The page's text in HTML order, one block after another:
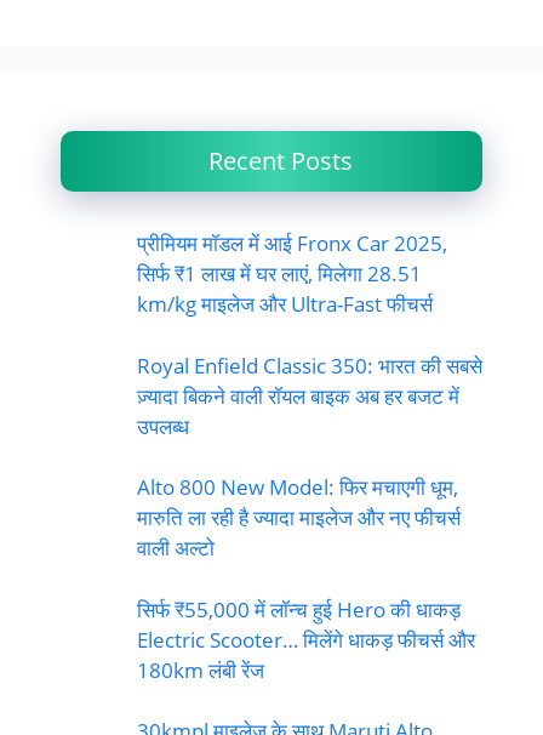
Recent Posts
प्रीमियम मॉडल में आई Fronx Car 2025,
सिर्फ ₹1 लाख में घर लाएं, मिलेगा 28.51
km/kg माइलेज और Ultra-Fast फीचर्स
Royal Enfield Classic 350: भारत की सबसे
ज़्यादा बिकने वाली रॉयल बाइक अब हर बजट में
उपलब्ध
Alto 800 New Model: फिर मचाएगी धूम,
मारुति ला रही है ज्यादा माइलेज और नए फीचर्स
वाली अल्टो
सिर्फ ₹55,000 में लॉन्च हुई Hero की धाकड़
Electric Scooter… मिलेंगे धाकड़ फीचर्स और
180km लंबी रेंज